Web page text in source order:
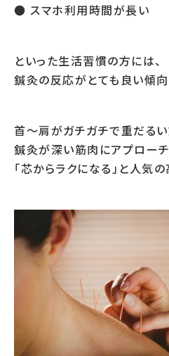
● スマホ利用時間が長い
といった生活習慣の方には、
鍼灸の反応がとても良い傾向
首〜肩がガチガチで重だるい
鍼灸が深い筋肉にアプロー
「芯からラクになる」と人気